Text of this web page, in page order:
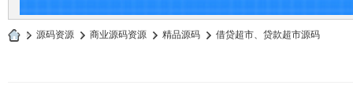
» 源码资源 › 商业源码资源 › 精品源码 › 借贷超市、贷款超市源码